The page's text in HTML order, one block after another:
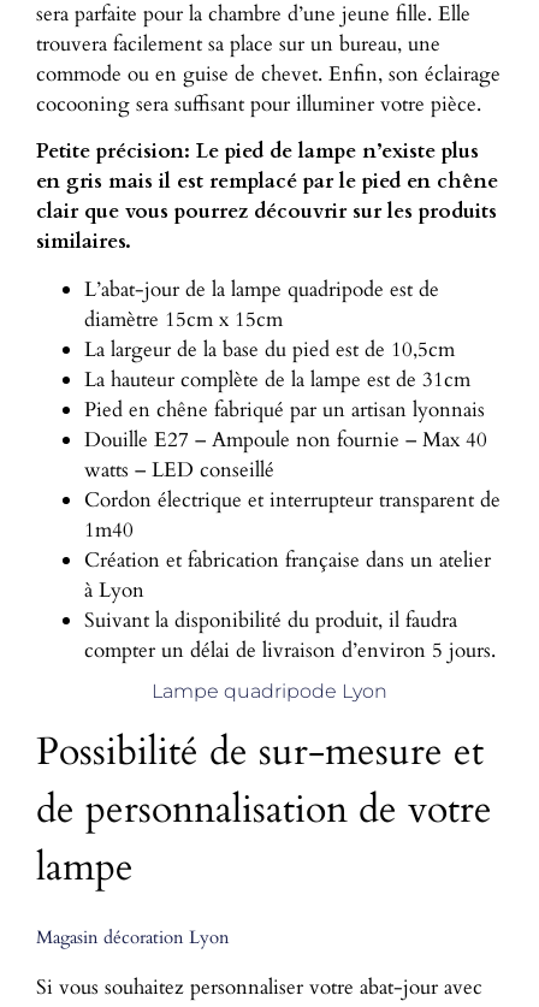
sera parfaite pour la chambre d’une jeune fille. Elle
trouvera facilement sa place sur un bureau, une
commode ou en guise de chevet. Enfin, son éclairage
cocooning sera suffisant pour illuminer votre pièce.
Petite précision: Le pied de lampe n’existe plus
en gris mais il est remplacé par le pied en chêne
clair que vous pourrez découvrir sur les produits
similaires.
L’abat-jour de la lampe quadripode est de
diamètre 15cm x 15cm
La largeur de la base du pied est de 10,5cm
La hauteur complète de la lampe est de 31cm
Pied en chêne fabriqué par un artisan lyonnais
Douille E27 – Ampoule non fournie – Max 40
watts – LED conseillé
Cordon électrique et interrupteur transparent de
1m40
Création et fabrication française dans un atelier
à Lyon
Suivant la disponibilité du produit, il faudra
compter un délai de livraison d’environ 5 jours.
Lampe quadripode Lyon
Possibilité de sur-mesure et
de personnalisation de votre
lampe
Magasin décoration Lyon
Si vous souhaitez personnaliser votre abat-jour avec